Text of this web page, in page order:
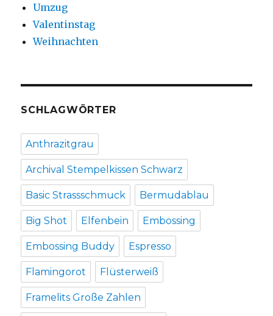
Umzug
Valentinstag
Weihnachten
SCHLAGWÖRTER
Anthrazitgrau
Archival Stempelkissen Schwarz
Basic Strassschmuck Bermudablau
Big Shot Elfenbein Embossing
Embossing Buddy Espresso
Flamingorot Flüsterweiß
Framelits Große Zahlen